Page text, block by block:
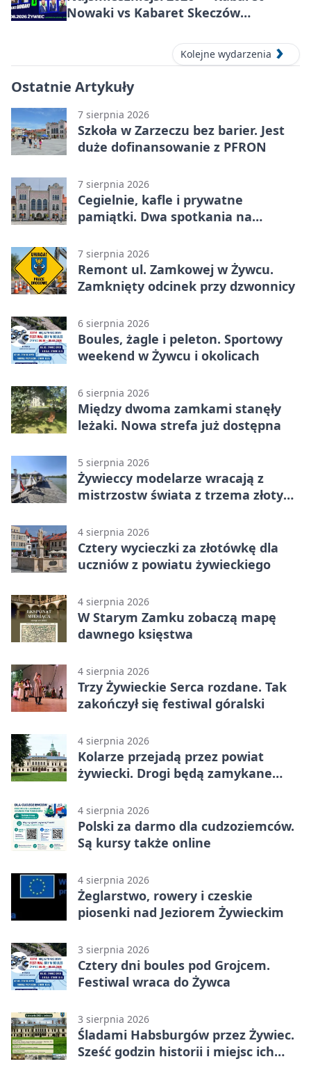
Nowaki vs Kabaret Skeczów
Kolejne wydarzenia
Ostatnie Artykuły
7 sierpnia 2026
Szkoła w Zarzeczu bez barier. Jest
duże dofinansowanie z PFRON
7 sierpnia 2026
Cegielnie, kafle i prywatne
pamiątki. Dwa spotkania na
7 sierpnia 2026
Remont ul. Zamkowej w Żywcu.
Zamknięty odcinek przy dzwonnicy
6 sierpnia 2026
Boules, żagle i peleton. Sportowy
weekend w Żywcu i okolicach
6 sierpnia 2026
Między dwoma zamkami stanęły
leżaki. Nowa strefa już dostępna
5 sierpnia 2026
Żywieccy modelarze wracają z
mistrzostw świata z trzema złotymi
4 sierpnia 2026
Cztery wycieczki za złotówkę dla
uczniów z powiatu żywieckiego
4 sierpnia 2026
W Starym Zamku zobaczą mapę
dawnego księstwa
4 sierpnia 2026
Trzy Żywieckie Serca rozdane. Tak
zakończył się festiwal góralski
4 sierpnia 2026
Kolarze przejadą przez powiat
żywiecki. Drogi będą zamykane
4 sierpnia 2026
Polski za darmo dla cudzoziemców.
Są kursy także online
4 sierpnia 2026
Żeglarstwo, rowery i czeskie
piosenki nad Jeziorem Żywieckim
3 sierpnia 2026
Cztery dni boules pod Grojcem.
Festiwal wraca do Żywca
3 sierpnia 2026
Śladami Habsburgów przez Żywiec.
Sześć godzin historii i miejsc ich